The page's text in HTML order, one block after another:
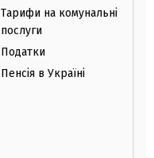
Тарифи на комунальні
послуги
Податки
Пенсія в Україні